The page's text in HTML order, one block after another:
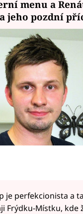
menu a
jeho pozdní
je perfekcionista a
Frýdku-Místku, kde